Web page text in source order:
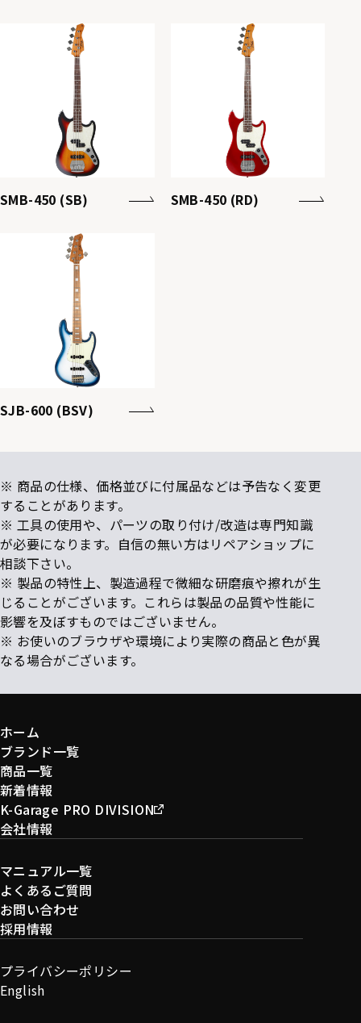
SMB-450 (SB) SMB-450 (RD)
SJB-600 (BSV)
※ 商品の仕様、価格並びに付属品などは予告なく変更
することがあります。
※ 工具の使用や、パーツの取り付け/改造は専門知識
が必要になります。自信の無い方はリペアショップに
相談下さい。
※ 製品の特性上、製造過程で微細な研磨痕や擦れが生
じることがございます。これらは製品の品質や性能に
影響を及ぼすものではございません。
※ お使いのブラウザや環境により実際の商品と色が異
なる場合がございます。
ホーム
ブランド一覧
商品一覧
新着情報
K-Garage PRO DIVISION
会社情報
マニュアル一覧
よくあるご質問
お問い合わせ
採用情報
プライバシーポリシー
English